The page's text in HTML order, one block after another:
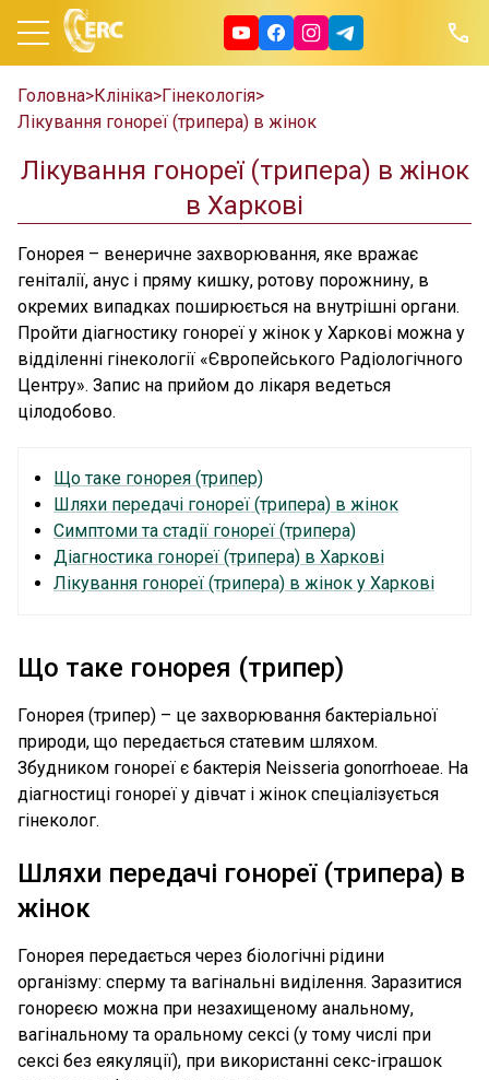
Головна> Клініка> Гінекологія>
Лікування гонореї (трипера) в жінок
Лікування гонореї (трипера) в жінок
в Харкові
Гонорея – венеричне захворювання, яке вражає
геніталії, анус і пряму кишку, ротову порожнину, в
окремих випадках поширюється на внутрішні органи.
Пройти діагностику гонореї у жінок у Харкові можна у
відділенні гінекології «Європейського Радіологічного
Центру». Запис на прийом до лікаря ведеться
цілодобово.
Що таке гонорея (трипер)
Шляхи передачі гонореї (трипера) в жінок
Симптоми та стадії гонореї (трипера)
Діагностика гонореї (трипера) в Харкові
Лікування гонореї (трипера) в жінок у Харкові
Що таке гонорея (трипер)
Гонорея (трипер) – це захворювання бактеріальної
природи, що передається статевим шляхом.
Збудником гонореї є бактерія Neisseria gonorrhoeae. На
діагностиці гонореї у дівчат і жінок спеціалізується
гінеколог.
Шляхи передачі гонореї (трипера) в
жінок
Гонорея передається через біологічні рідини
організму: сперму та вагінальні виділення. Заразитися
гонореєю можна при незахищеному анальному,
вагінальному та оральному сексі (у тому числі при
сексі без еякуляції), при використанні секс-іграшок